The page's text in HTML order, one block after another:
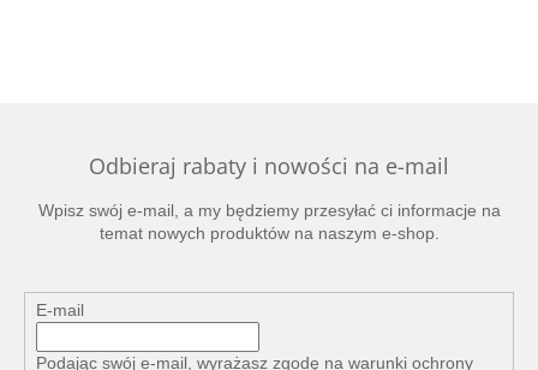
Odbieraj rabaty i nowości na e-mail
Wpisz swój e-mail, a my będziemy przesyłać ci informacje na
temat nowych produktów na naszym e-shop.
E-mail
Podając swój e-mail, wyrażasz zgodę na warunki ochrony